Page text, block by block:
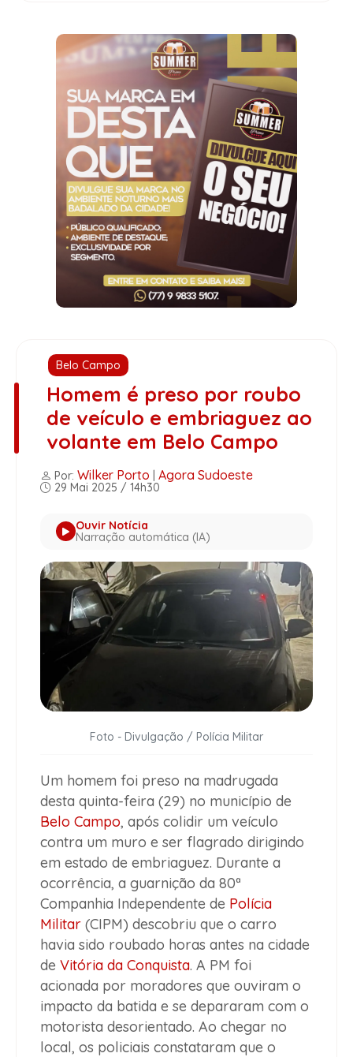
Belo Campo
Homem é preso por roubo
de veículo e embriaguez ao
volante em Belo Campo
Por: Wilker Porto Agora Sudoeste
29 Mai 2025 / 14h30
Ouvir Notícia
Narração automática (IA)
Foto - Divulgação / Polícia Militar
Um homem foi preso na madrugada
desta quinta-feira (29) no município de
Belo Campo, após colidir um veículo
contra um muro e ser flagrado dirigindo
em estado de embriaguez. Durante a
ocorrência, a guarnição da 80ª
Companhia Independente de Polícia
Militar (CIPM) descobriu que o carro
havia sido roubado horas antes na cidade
de Vitória da Conquista. A PM foi
acionada por moradores que ouviram o
impacto da batida e se depararam com o
motorista desorientado. Ao chegar no
local, os policiais constataram que o